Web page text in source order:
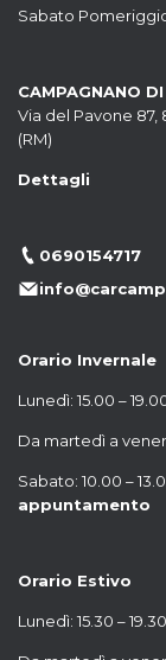
Sabato
CAMPAGNANO
Via del Pavone 87,
(RM)
Dettagli
0690154717
Orario Invernale
Lunedì: 15.00 –
Da martedì a
Sabato: 10.00 –
appuntamento
Orario Estivo
Lunedì: 15.30 – 19.30